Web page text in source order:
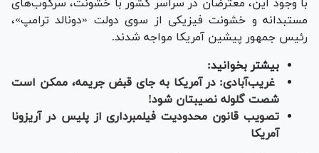
با وجود این، معترضان در سراسر کشور با خشونت، سرکوب‌های
مستبدانه و خشونت فیزیکی از سوی دولت «دونالد ترامپ»،
رئیس جمهور پیشین آمریکا مواجه شدند.
بیشتر بخوانید:
غریب‌آبادی: در آمریکا به جای قبض جریمه، ممکن است
شصت گلوله نصیبتان شود!
تصویب قانون محدودیت فیلمبرداری از پلیس در آریزونا
آمریکا